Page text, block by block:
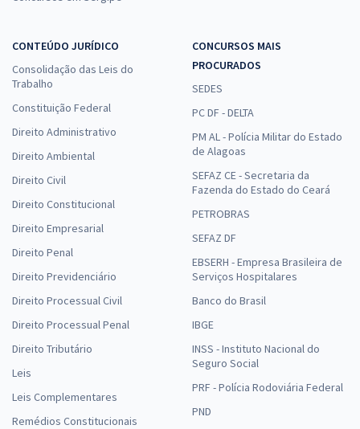
CONTEÚDO JURÍDICO
Consolidação das Leis do
Trabalho
Constituição Federal
Direito Administrativo
Direito Ambiental
Direito Civil
Direito Constitucional
Direito Empresarial
Direito Penal
Direito Previdenciário
Direito Processual Civil
Direito Processual Penal
Direito Tributário
Leis
Leis Complementares
Remédios Constitucionais
CONCURSOS MAIS
PROCURADOS
SEDES
PC DF - DELTA
PM AL - Polícia Militar do Estado
de Alagoas
SEFAZ CE - Secretaria da
Fazenda do Estado do Ceará
PETROBRAS
SEFAZ DF
EBSERH - Empresa Brasileira de
Serviços Hospitalares
Banco do Brasil
IBGE
INSS - Instituto Nacional do
Seguro Social
PRF - Polícia Rodoviária Federal
PND